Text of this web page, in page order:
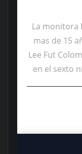
La monitora
mas de 15
Lee Fut
en el sexto